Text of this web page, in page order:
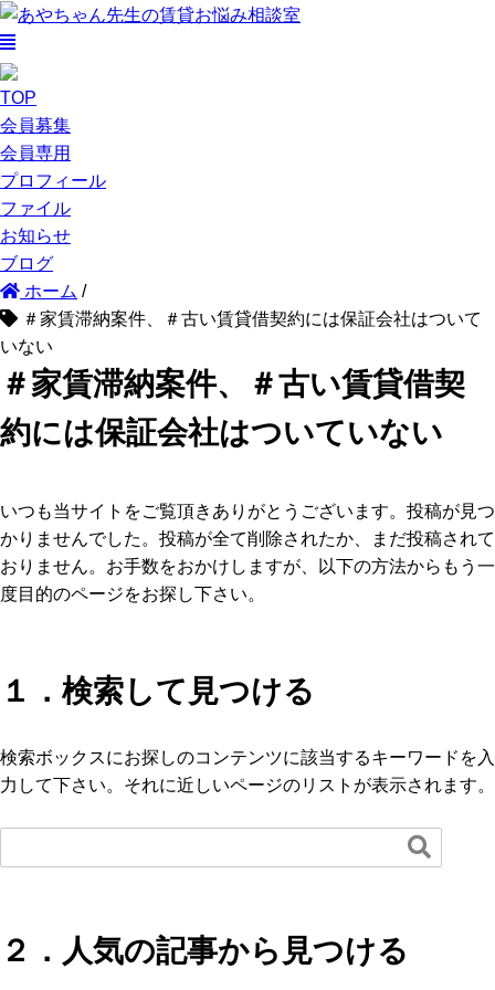
TOP
会員募集
会員専用
プロフィール
ファイル
お知らせ
ブログ
ホーム /
＃家賃滞納案件、＃古い賃貸借契約には保証会社はついて
いない
＃家賃滞納案件、＃古い賃貸借契
約には保証会社はついていない
いつも当サイトをご覧頂きありがとうございます。投稿が見つ
かりませんでした。投稿が全て削除されたか、まだ投稿されて
おりません。お手数をおかけしますが、以下の方法からもう一
度目的のページをお探し下さい。
１．検索して見つける
検索ボックスにお探しのコンテンツに該当するキーワードを入
力して下さい。それに近しいページのリストが表示されます。

２．人気の記事から見つける